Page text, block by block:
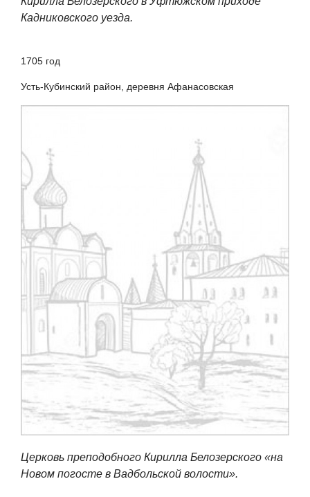
Кадниковского уезда.
1705 год
Усть-Кубинский район, деревня Афанасовская
Церковь преподобного Кирилла Белозерского «на
Новом погосте в Вадбольской волости».